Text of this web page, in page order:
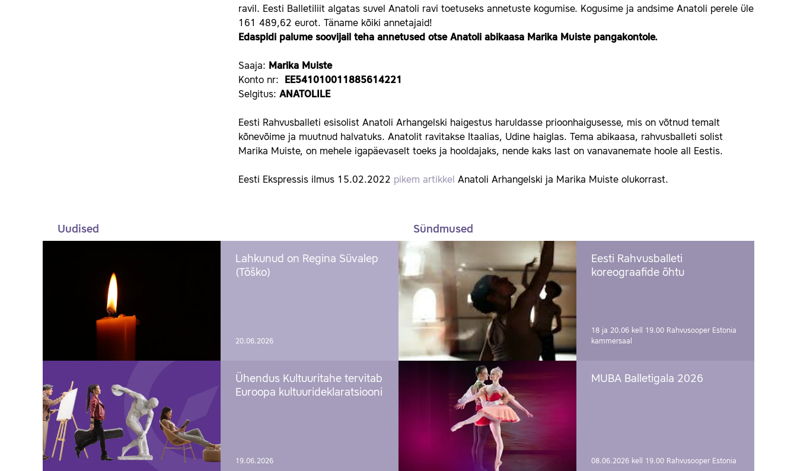
ravil. Eesti Balletiliit algatas suvel Anatoli ravi toetuseks annetuste kogumise. Kogusime ja andsime Anatoli perele üle
161 489,62 eurot. Täname kõiki annetajaid!
Edaspidi palume soovijail teha annetused otse Anatoli abikaasa Marika Muiste pangakontole.
Saaja: Marika Muiste
Konto nr:
EE541010011885614221
Selgitus: ANATOLILE
Eesti Rahvusballeti esisolist Anatoli Arhangelski haigestus haruldasse prioonhaigusesse, mis on võtnud temalt
kõnevõime ja muutnud halvatuks. Anatolit ravitakse Itaalias, Udine haiglas. Tema abikaasa, rahvusballeti solist
Marika Muiste, on mehele igapäevaselt toeks ja hooldajaks, nende kaks last on vanavanemate hoole all Eestis.
Eesti Ekspressis ilmus 15.02.2022 pikem artikkel Anatoli Arhangelski ja Marika Muiste olukorrast.
Uudised
Lahkunud on Regina Süvalep
(Tõško)
20.06.2026
Ühendus Kultuuritahe tervitab
Euroopa kultuurideklaratsiooni
19.06.2026
Sündmused
Eesti Rahvusballeti
koreograafide õhtu
18 ja 20.06 kell 19.00 Rahvusooper Estonia
kammersaal
MUBA Balletigala 2026
08.06.2026 kell 19.00 Rahvusooper Estonia